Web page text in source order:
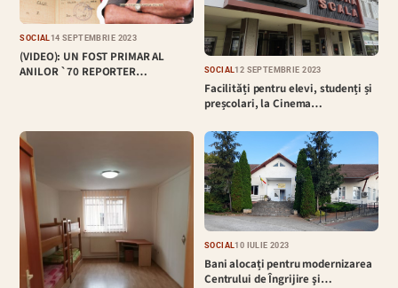
SOCIAL 14 SEPTEMBRIE 2023
(VIDEO): UN FOST PRIMAR AL
ANILOR `70 REPORTER…
SOCIAL12 SEPTEMBRIE 2023
Facilități pentru elevi, studenți și
preșcolari, la Cinema…
SOCIAL10 IULIE 2023
Bani alocați pentru modernizarea
Centrului de Îngrijire şi…